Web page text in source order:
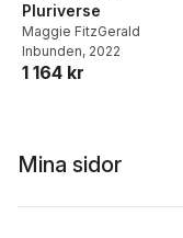
Pluriverse
Maggie FitzGerald
Inbunden, 2022
1 164 kr
Mina sidor